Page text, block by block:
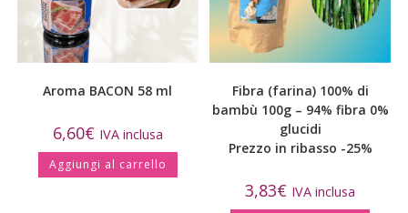
Aroma BACON 58 ml
6,60€ IVA inclusa
Aggiungi al carrello
Fibra (farina) 100% di
bambù 100g – 94% fibra 0%
glucidi
Prezzo in ribasso -25%
3,83€ IVA inclusa